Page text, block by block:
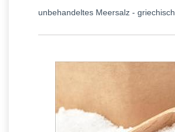
unbehandeltes Meersalz - griechisch